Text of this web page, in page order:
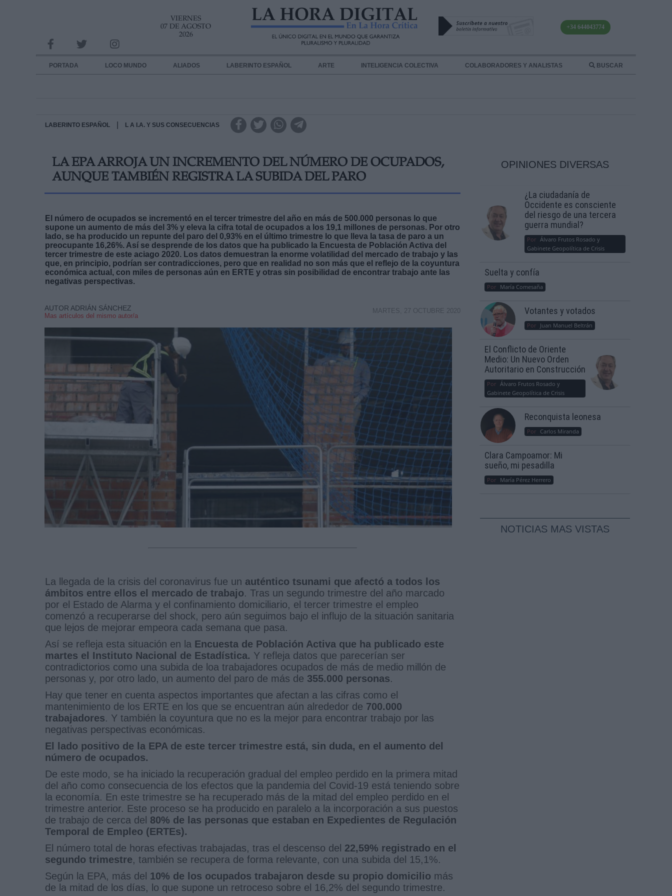
VIERNES
07 DE AGOSTO
2026
+34 644043774
PORTADA LOCO MUNDO ALIADOS LABERINTO ESPAÑOL ARTE INTELIGENCIA COLECTIVA COLABORADORES Y ANALISTAS BUSCAR
LABERINTO ESPAÑOL L A I.A. Y SUS CONSECUENCIAS
LA EPA ARROJA UN INCREMENTO DEL NÚMERO DE OCUPADOS,
AUNQUE TAMBIÉN REGISTRA LA SUBIDA DEL PARO
El número de ocupados se incrementó en el tercer trimestre del año en más de 500.000 personas lo que
supone un aumento de más del 3% y eleva la cifra total de ocupados a los 19,1 millones de personas. Por otro
lado, se ha producido un repunte del paro del 0,93% en el último trimestre lo que lleva la tasa de paro a un
preocupante 16,26%. Así se desprende de los datos que ha publicado la Encuesta de Población Activa del
tercer trimestre de este aciago 2020. Los datos demuestran la enorme volatilidad del mercado de trabajo y las
que, en principio, podrían ser contradicciones, pero que en realidad no son más que el reflejo de la coyuntura
económica actual, con miles de personas aún en ERTE y otras sin posibilidad de encontrar trabajo ante las
negativas perspectivas.
AUTOR ADRIÁN SÁNCHEZ
Mas artículos del mismo autor/a
MARTES, 27 OCTUBRE 2020
La llegada de la crisis del coronavirus fue un auténtico tsunami que afectó a todos los
ámbitos entre ellos el mercado de trabajo. Tras un segundo trimestre del año marcado
por el Estado de Alarma y el confinamiento domiciliario, el tercer trimestre el empleo
comenzó a recuperarse del shock, pero aún seguimos bajo el influjo de la situación sanitaria
que lejos de mejorar empeora cada semana que pasa.
Así se refleja esta situación en la Encuesta de Población Activa que ha publicado este
martes el Instituto Nacional de Estadística. Y refleja datos que parecerían ser
contradictorios como una subida de loa trabajadores ocupados de más de medio millón de
personas y, por otro lado, un aumento del paro de más de 355.000 personas.
Hay que tener en cuenta aspectos importantes que afectan a las cifras como el
mantenimiento de los ERTE en los que se encuentran aún alrededor de 700.000
trabajadores. Y también la coyuntura que no es la mejor para encontrar trabajo por las
negativas perspectivas económicas.
El lado positivo de la EPA de este tercer trimestre está, sin duda, en el aumento del
número de ocupados.
De este modo, se ha iniciado la recuperación gradual del empleo perdido en la primera mitad
del año como consecuencia de los efectos que la pandemia del Covid-19 está teniendo sobre
la economía. En este trimestre se ha recuperado más de la mitad del empleo perdido en el
trimestre anterior. Este proceso se ha producido en paralelo a la incorporación a sus puestos
de trabajo de cerca del 80% de las personas que estaban en Expedientes de Regulación
Temporal de Empleo (ERTEs).
El número total de horas efectivas trabajadas, tras el descenso del 22,59% registrado en el
segundo trimestre, también se recupera de forma relevante, con una subida del 15,1%.
Según la EPA, más del 10% de los ocupados trabajaron desde su propio domicilio más
de la mitad de los días, lo que supone un retroceso sobre el 16,2% del segundo trimestre.
OPINIONES DIVERSAS
¿La ciudadanía de
Occidente es consciente
del riesgo de una tercera
guerra mundial?
Por Álvaro Frutos Rosado y
Gabinete Geopolítica de Crisis
Suelta y confía
Por María Comesaña
Votantes y votados
Por Juan Manuel Beltrán
El Conflicto de Oriente
Medio: Un Nuevo Orden
Autoritario en Construcción
Por Álvaro Frutos Rosado y
Gabinete Geopolítica de Crisis
Reconquista leonesa
Por Carlos Miranda
Clara Campoamor: Mi
sueño, mi pesadilla
Por María Pérez Herrero
NOTICIAS MAS VISTAS
INFORMACION SOBRE LA PROTECCIÓN DE TUS DATOS
Responsable:
Destinatarios:
link
Información adicional
link